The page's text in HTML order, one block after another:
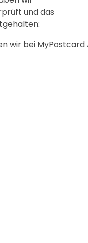
und das